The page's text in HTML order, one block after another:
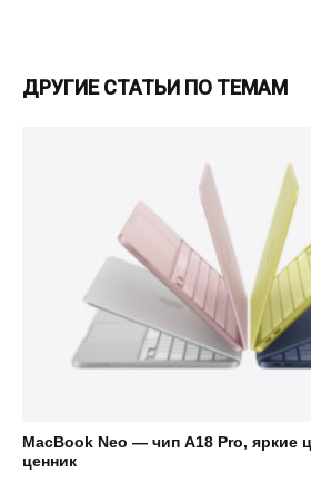
ДРУГИЕ СТАТЬИ ПО ТЕМАМ
MacBook Neo — чип A18 Pro, яркие
ценник